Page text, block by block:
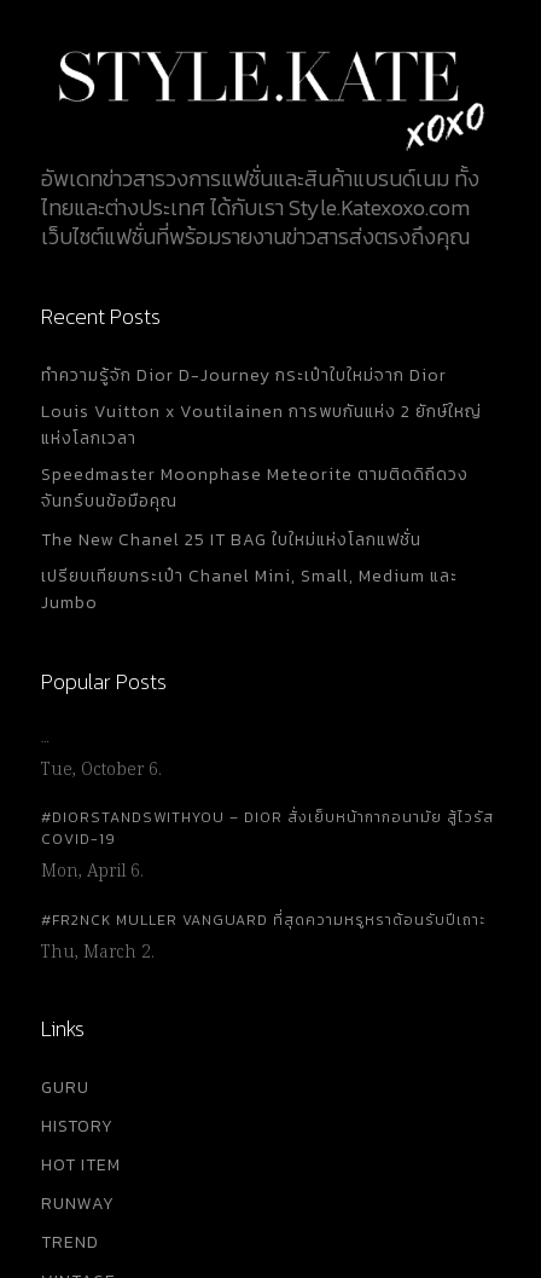
อัพเดทข่าวสารวงการแฟชั่นและสินค้าแบรนด์เนม ทั้ง
ไทยและต่างประเทศ ได้กับเรา Style.Katexoxo.com
เว็บไซต์แฟชั่นที่พร้อมรายงานข่าวสารส่งตรงถึงคุณ
Recent Posts
ทำความรู้จัก Dior D-Journey กระเป๋าใบใหม่จาก Dior
Louis Vuitton x Voutilainen การพบกันแห่ง 2 ยักษ์ใหญ่
แห่งโลกเวลา
Speedmaster Moonphase Meteorite ตามติดดิถีดวง
จันทร์บนข้อมือคุณ
The New Chanel 25 IT BAG ใบใหม่แห่งโลกแฟชั่น
เปรียบเทียบกระเป๋า Chanel Mini, Small, Medium และ
Jumbo
Popular Posts
…
Tue, October 6.
#DIORSTANDSWITHYOU – DIOR สั่งเย็บหน้ากากอนามัย สู้ไวรัส
COVID-19
Mon, April 6.
#FR2NCK MULLER VANGUARD ที่สุดความหรูหราต้อนรับปีเถาะ
Thu, March 2.
Links
GURU
HISTORY
HOT ITEM
RUNWAY
TREND